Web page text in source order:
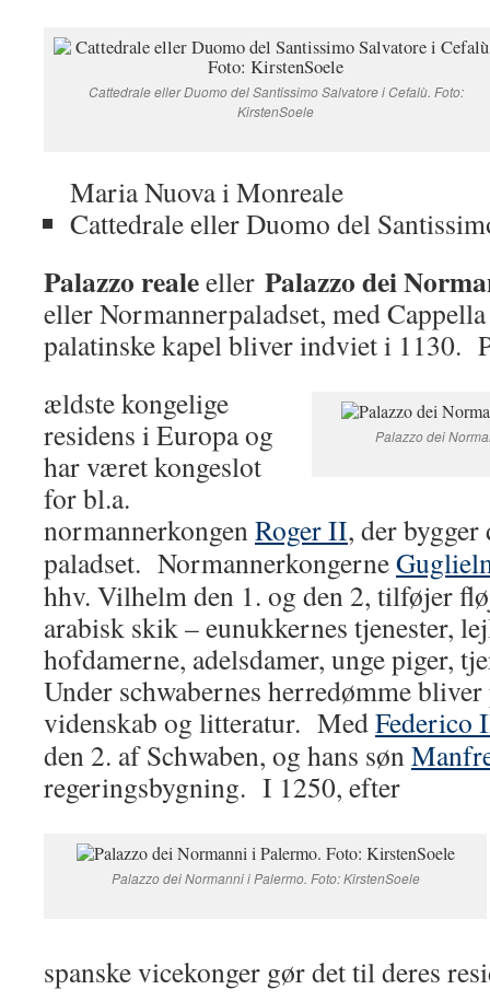
Cattedrale eller Duomo del Santissimo Salvatore i Cefalù. Foto:
KirstenSoele
Maria Nuova i Monreale
Cattedrale eller Duomo del
Palazzo realeeller Palazzo dei
eller Normannerpaladset, med
palatinske kapel bliver indviet i 1130.
Palazzo dei
ældste kongelige
residens i Europa og
har været kongeslot
for bl.a.
normannerkongenRoger II, der
paladset. Normannerkongerne
hhv. Vilhelm den 1. og den 2, tilføjer
arabisk skik – eunukkernes tjenester,
hofdamerne, adelsdamer, unge piger,
Under schwabernes herredømme
videnskab og litteratur. MedFederico
den 2. af Schwaben, og hans søn
regeringsbygning. I 1250, efter
Palazzo dei Normanni i Palermo. Foto: KirstenSoele
spanske vicekonger gør det til deres